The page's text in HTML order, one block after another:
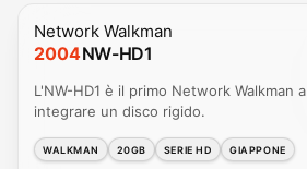
Network Walkman
2004NW-HD1
L'NW-HD1 è il primo Network Walkman a
integrare un disco rigido.
WALKMAN 20GB SERIE HD GIAPPONE